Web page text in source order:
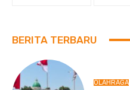
BERITA TERBARU
OLAHRAGA